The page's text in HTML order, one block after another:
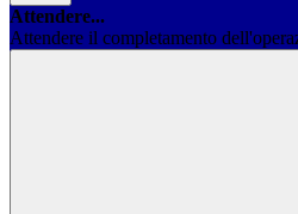
Attendere...
Attendere il completamento